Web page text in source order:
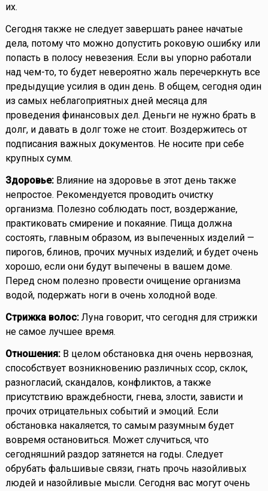
их.
Сегодня также не следует завершать ранее начатые
дела, потому что можно допустить роковую ошибку или
попасть в полосу невезения. Если вы упорно работали
над чем-то, то будет невероятно жаль перечеркнуть все
предыдущие усилия в один день. В общем, сегодня один
из самых неблагоприятных дней месяца для
проведения финансовых дел. Деньги не нужно брать в
долг, и давать в долг тоже не стоит. Воздержитесь от
подписания важных документов. Не носите при себе
крупных сумм.
Здоровье:Влияние на здоровье в этот день также
непростое. Рекомендуется проводить очистку
организма. Полезно соблюдать пост, воздержание,
практиковать смирение и покаяние. Пища должна
состоять, главным образом, из выпеченных изделий —
пирогов, блинов, прочих мучных изделий; и будет очень
хорошо, если они будут выпечены в вашем доме.
Перед сном полезно провести очищение организма
водой, подержать ноги в очень холодной воде.
Стрижка волос:Луна говорит, что сегодня для стрижки
не самое лучшее время.
Отношения:В целом обстановка дня очень нервозная,
способствует возникновению различных ссор, склок,
разногласий, скандалов, конфликтов, а также
присутствию враждебности, гнева, злости, зависти и
прочих отрицательных событий и эмоций. Если
обстановка накаляется, то самым разумным будет
вовремя остановиться. Может случиться, что
сегодняшний раздор затянется на годы. Следует
обрубать фальшивые связи, гнать прочь назойливых
людей и назойливые мысли. Сегодня вас могут очень